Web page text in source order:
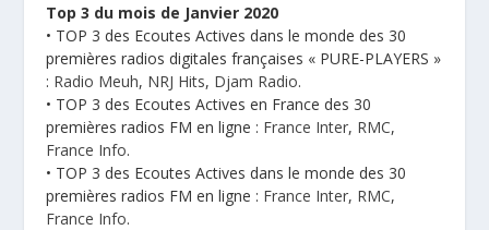
Top 3 du mois de Janvier 2020
• TOP 3 des Ecoutes Actives dans le monde des 30
premières radios digitales françaises « PURE-PLAYERS »
: Radio Meuh, NRJ Hits, Djam Radio.
• TOP 3 des Ecoutes Actives en France des 30
premières radios FM en ligne : France Inter, RMC,
France Info.
• TOP 3 des Ecoutes Actives dans le monde des 30
premières radios FM en ligne : France Inter, RMC,
France Info.